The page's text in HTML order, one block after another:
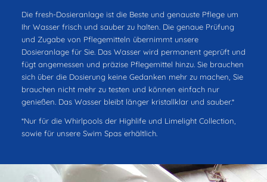
Die fresh-Dosieranlage ist die Beste und genauste Pflege um
Ihr Wasser frisch und sauber zu halten. Die genaue Prüfung
und Zugabe von Pflegemitteln übernimmt unsere
Dosieranlage für Sie. Das Wasser wird permanent geprüft und
fügt angemessen und präzise Pflegemittel hinzu. Sie brauchen
sich über die Dosierung keine Gedanken mehr zu machen, Sie
brauchen nicht mehr zu testen und können einfach nur
genießen. Das Wasser bleibt länger kristallklar und sauber.*
*Nur für die Whirlpools der Highlife und Limelight Collection,
sowie für unsere Swim Spas erhältlich.